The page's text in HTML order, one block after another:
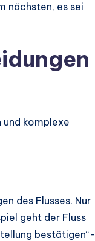
nächsten, es sei
und komplexe
des Flusses. Nur
geht der Fluss
bestätigen“-